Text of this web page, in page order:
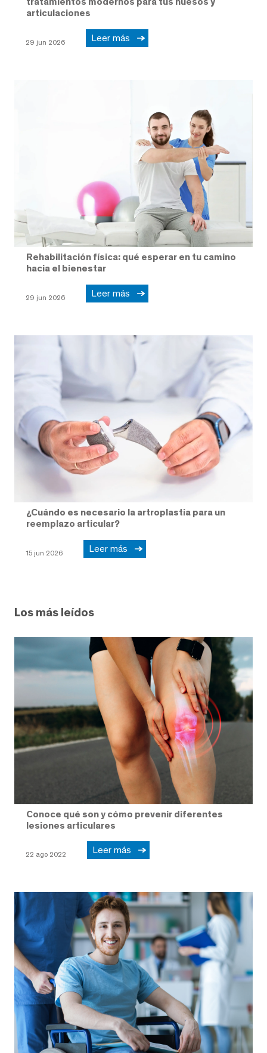
articulaciones
29 jun 2026 Leer más
Rehabilitación física: qué esperar en tu camino
hacia el bienestar
29 jun 2026 Leer más
¿Cuándo es necesario la artroplastia para un
reemplazo articular?
15 jun 2026 Leer más
Los más leídos
Conoce qué son y cómo prevenir diferentes
lesiones articulares
22 ago 2022 Leer más